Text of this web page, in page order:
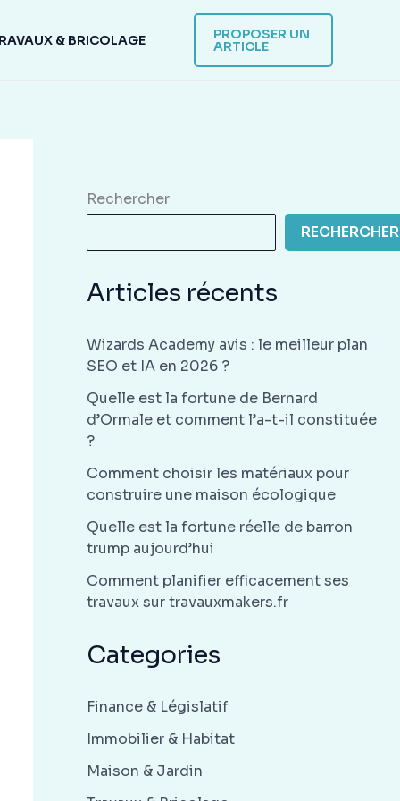
& BRICOLAGE PROPOSER UN
ARTICLE
Rechercher
RECHERCHER
Articles récents
Wizards Academy avis : le meilleur plan
SEO et IA en 2026 ?
Quelle est la fortune de Bernard
d’Ormale et comment l’a-t-il constituée
?
Comment choisir les matériaux pour
construire une maison écologique
Quelle est la fortune réelle de barron
trump aujourd’hui
Comment planifier efficacement ses
travaux sur travauxmakers.fr
Categories
Finance & Législatif
Immobilier & Habitat
Maison & Jardin